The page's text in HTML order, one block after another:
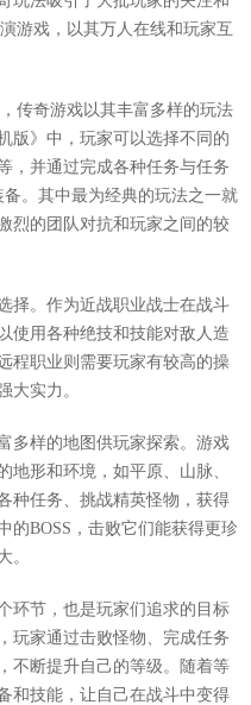
游戏，以其万人在线和玩家互
传奇游戏以其丰富多样的玩法
版》中，玩家可以选择不同的
，并通过完成各种任务与任务
。其中最为经典的玩法之一就
烈的团队对抗和玩家之间的较
择。作为近战职业战士在战斗
使用各种绝技和技能对敌人造
程职业则需要玩家有较高的操
大实力。
多样的地图供玩家探索。游戏
地形和环境，如平原、山脉、
种任务、挑战精英怪物，获得
的BOSS，击败它们能获得更珍
。
环节，也是玩家们追求的目标
玩家通过击败怪物、完成任务
不断提升自己的等级。随着等
和技能，让自己在战斗中变得